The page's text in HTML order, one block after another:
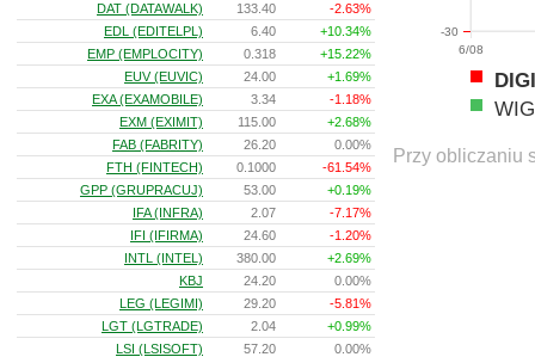
6/08
-30
WIG
Przy obliczaniu
DAT (DATAWALK)
133.40
-2.63%
EDL (EDITELPL)
6.40
+10.34%
EMP (EMPLOCITY)
0.318
+15.22%
EUV (EUVIC)
24.00
+1.69%
EXA (EXAMOBILE)
3.34
-1.18%
EXM (EXIMIT)
115.00
+2.68%
FAB (FABRITY)
26.20
0.00%
FTH (FINTECH)
0.1000
-61.54%
GPP (GRUPRACUJ)
53.00
+0.19%
IFA (INFRA)
2.07
-7.17%
IFI (IFIRMA)
24.60
-1.20%
INTL (INTEL)
380.00
+2.69%
KBJ
24.20
0.00%
LEG (LEGIMI)
29.20
-5.81%
LGT (LGTRADE)
2.04
+0.99%
LSI (LSISOFT)
57.20
0.00%